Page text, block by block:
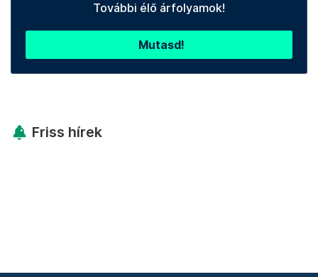
További élő árfolyamok!
Mutasd!
Friss hírek